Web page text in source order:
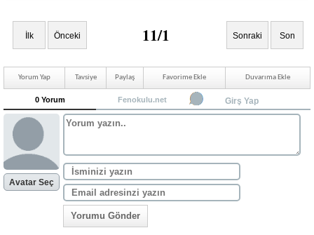
İlk Önceki 11/1 Sonraki Son
Yorum Yap Tavsiye Paylaş Favorime Ekle Duvarıma Ekle
0 Yorum Fenokulu.net Girş Yap
Avatar Seç
Yorumu Gönder